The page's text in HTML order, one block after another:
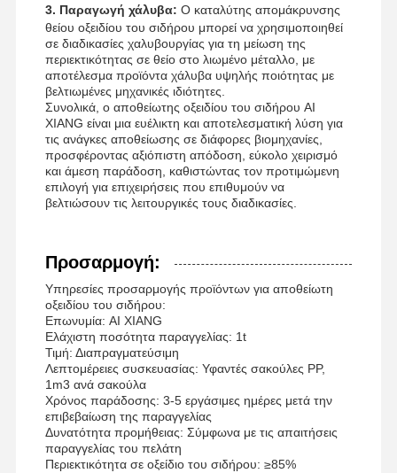
3. Παραγωγή χάλυβα: Ο καταλύτης απομάκρυνσης
θείου οξειδίου του σιδήρου μπορεί να χρησιμοποιηθεί
σε διαδικασίες χαλυβουργίας για τη μείωση της
περιεκτικότητας σε θείο στο λιωμένο μέταλλο, με
αποτέλεσμα προϊόντα χάλυβα υψηλής ποιότητας με
βελτιωμένες μηχανικές ιδιότητες.
Συνολικά, ο αποθείωτης οξειδίου του σιδήρου AI
XIANG είναι μια ευέλικτη και αποτελεσματική λύση για
τις ανάγκες αποθείωσης σε διάφορες βιομηχανίες,
προσφέροντας αξιόπιστη απόδοση, εύκολο χειρισμό
και άμεση παράδοση, καθιστώντας τον προτιμώμενη
επιλογή για επιχειρήσεις που επιθυμούν να
βελτιώσουν τις λειτουργικές τους διαδικασίες.
Προσαρμογή:
Υπηρεσίες προσαρμογής προϊόντων για αποθείωτη
οξειδίου του σιδήρου:
Επωνυμία: AI XIANG
Ελάχιστη ποσότητα παραγγελίας: 1t
Τιμή: Διαπραγματεύσιμη
Λεπτομέρειες συσκευασίας: Υφαντές σακούλες PP,
1m3 ανά σακούλα
Χρόνος παράδοσης: 3-5 εργάσιμες ημέρες μετά την
επιβεβαίωση της παραγγελίας
Δυνατότητα προμήθειας: Σύμφωνα με τις απαιτήσεις
παραγγελίας του πελάτη
Περιεκτικότητα σε οξείδιο του σιδήρου: ≥85%